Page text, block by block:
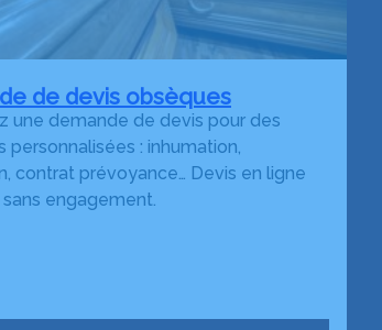
de devis obsèques
une demande de devis pour des
personnalisées : inhumation,
contrat prévoyance… Devis en ligne
engagement.